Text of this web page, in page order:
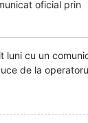
oficial prin
cu un
de la